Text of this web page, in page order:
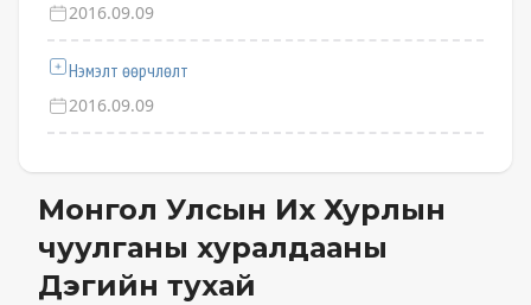
2016.09.09
Нэмэлт өөрчлөлт
2016.09.09
Монгол Улсын Их Хурлын
чуулганы хуралдааны
Дэгийн тухай